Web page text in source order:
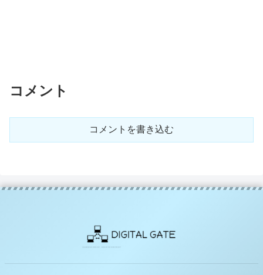
コメント
コメントを書き込む